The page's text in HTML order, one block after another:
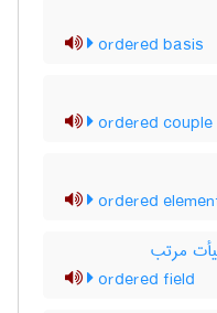
ordered basis
ordered couple
ordered
مرتب
ordered field